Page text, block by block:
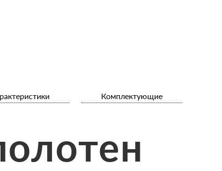
Комплектующие